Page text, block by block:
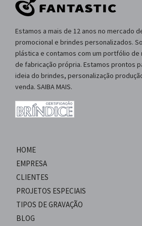
Estamos a mais de 12 anos no mercado
promocional e brindes personalizados.
plástica e contamos com um portfólio de
de fabricação própria. Estamos prontos
ideia do brindes, personalização
venda. SAIBA MAIS.
HOME
EMPRESA
CLIENTES
PROJETOS ESPECIAIS
TIPOS DE GRAVAÇÃO
BLOG